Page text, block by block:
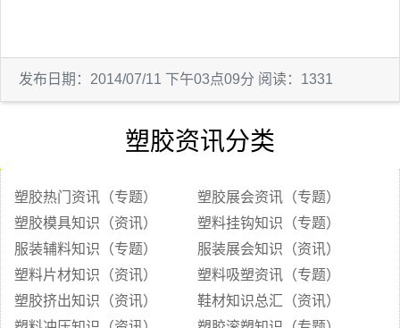
发布日期：2014/07/11 下午03点09分 阅读：1331
塑胶资讯分类
塑胶热门资讯（专题）
塑胶展会资讯（专题）
塑胶模具知识（资讯）
塑料挂钩知识（专题）
服装辅料知识（专题）
服装展会知识（资讯）
塑料片材知识（资讯）
塑料吸塑资讯（专题）
塑胶挤出知识（资讯）
鞋材知识总汇（资讯）